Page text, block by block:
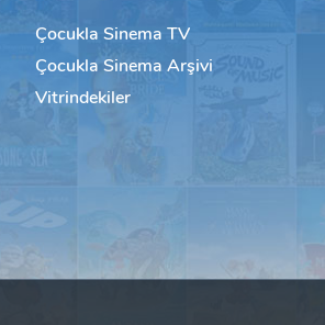
Çocukla Sinema TV
Çocukla Sinema Arşivi
Vitrindekiler